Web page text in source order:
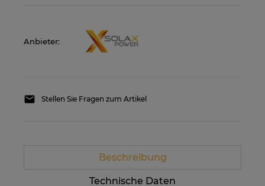
Anbieter:
Stellen Sie Fragen zum Artikel
Beschreibung
Technische Daten